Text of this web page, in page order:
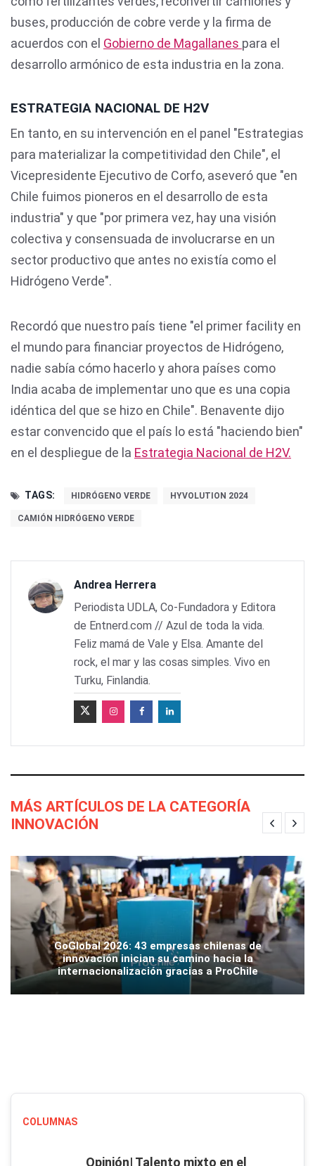
buses, producción de cobre verde y la firma de
acuerdos con el Gobierno de Magallanes para el
desarrollo armónico de esta industria en la zona.
ESTRATEGIA NACIONAL DE H2V
En tanto, en su intervención en el panel "Estrategias
para materializar la competitividad den Chile", el
Vicepresidente Ejecutivo de Corfo, aseveró que "en
Chile fuimos pioneros en el desarrollo de esta
industria" y que "por primera vez, hay una visión
colectiva y consensuada de involucrarse en un
sector productivo que antes no existía como el
Hidrógeno Verde".
Recordó que nuestro país tiene "el primer facility en
el mundo para financiar proyectos de Hidrógeno,
nadie sabía cómo hacerlo y ahora países como
India acaba de implementar uno que es una copia
idéntica del que se hizo en Chile". Benavente dijo
estar convencido que el país lo está "haciendo bien"
en el despliegue de la Estrategia Nacional de H2V.
TAGS: HIDRÓGENO VERDE HYVOLUTION 2024
CAMIÓN HIDRÓGENO VERDE
Andrea Herrera
Periodista UDLA, Co-Fundadora y Editora
de Entnerd.com // Azul de toda la vida.
Feliz mamá de Vale y Elsa. Amante del
rock, el mar y las cosas simples. Vivo en
Turku, Finlandia.
MÁS ARTÍCULOS DE LA CATEGORÍA
INNOVACIÓN
GoGlobal 2026: 43 empresas chilenas de
innovación inician su camino hacia la
internacionalización gracias a ProChile
COLUMNAS
Opinión| Talento mixto en el